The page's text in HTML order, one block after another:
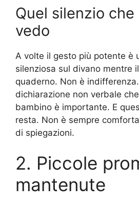
Quel silenzio
vedo
A volte il gesto più potente è
silenziosa sul divano mentre
quaderno. Non è
dichiarazione non verbale
bambino è importante. E
resta. Non è sempre
di spiegazioni.
2. Piccole
mantenute